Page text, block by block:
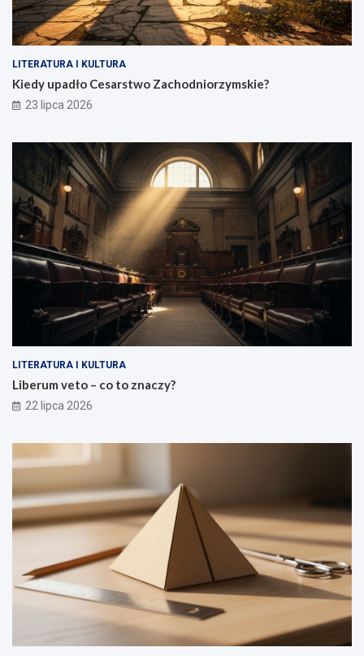
LITERATURA I KULTURA
Kiedy upadło Cesarstwo Zachodniorzymskie?
23 lipca 2026
LITERATURA I KULTURA
Liberum veto – co to znaczy?
22 lipca 2026